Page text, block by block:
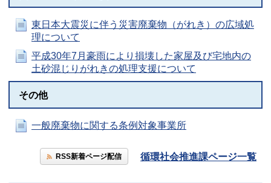
東日本大震災に伴う災害廃棄物（がれき）の広域処
理について
平成30年7月豪雨により損壊した家屋及び宅地内の
土砂混じりがれきの処理支援について
その他
一般廃棄物に関する条例対象事業所
RSS新着ページ配信 循環社会推進課ページ一覧